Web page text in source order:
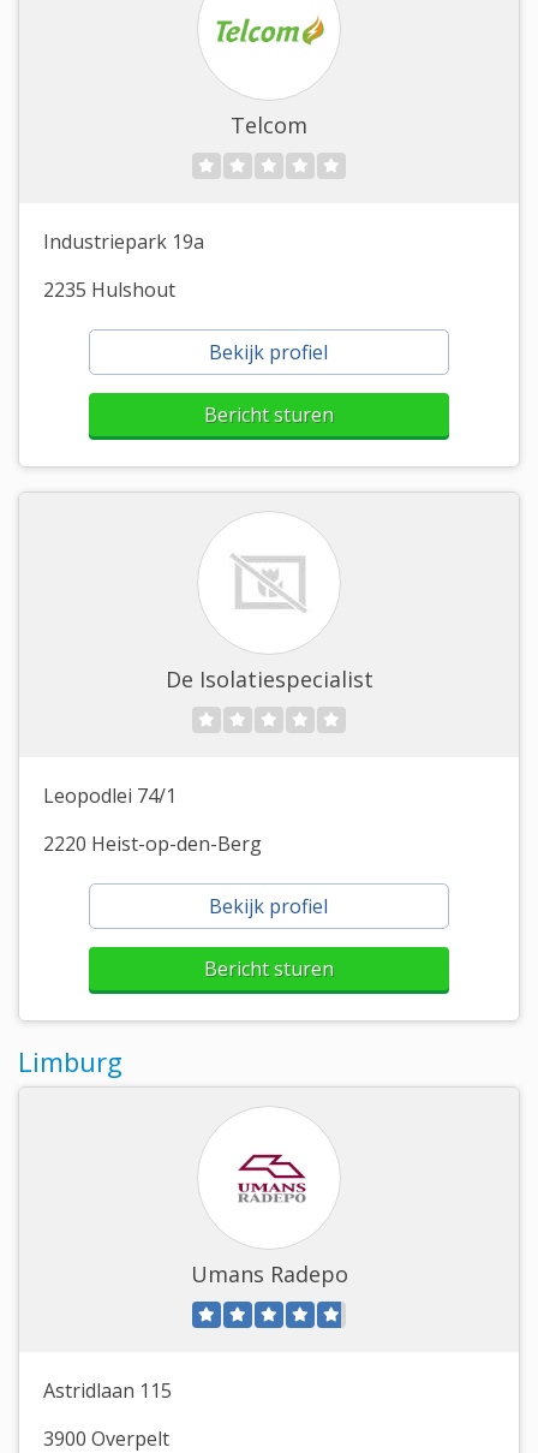
Telcom
Industriepark 19a
2235 Hulshout
Bekijk profiel
Bericht sturen
De Isolatiespecialist
Leopodlei 74/1
2220 Heist-op-den-Berg
Bekijk profiel
Bericht sturen
Limburg
Umans Radepo
Astridlaan 115
3900 Overpelt